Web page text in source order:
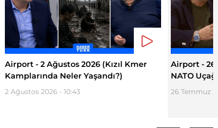
Airport - 2 Ağustos 2026 (Kızıl Kmer
Kamplarında Neler Yaşandı?)
2 Ağustos 2026 - 10:43
Airport - 26
NATO
26 Temmuz